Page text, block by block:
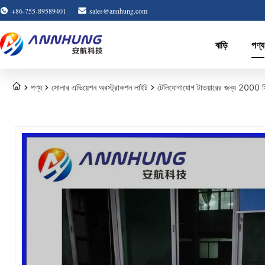
+86-755-89589401 sales@annhung.com
বাড়ি পণ্য
পণ্য সোলার এভিয়েশন অবস্ট্রাকশন লাইট টেলিযোগাযোগ টাওয়ারের জন্য 2000